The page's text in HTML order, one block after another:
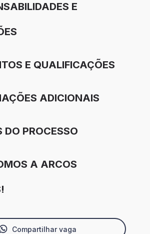
E
E QUALIFICAÇÕES
ADICIONAIS
DO PROCESSO
A ARCOS
Compartilhar vaga